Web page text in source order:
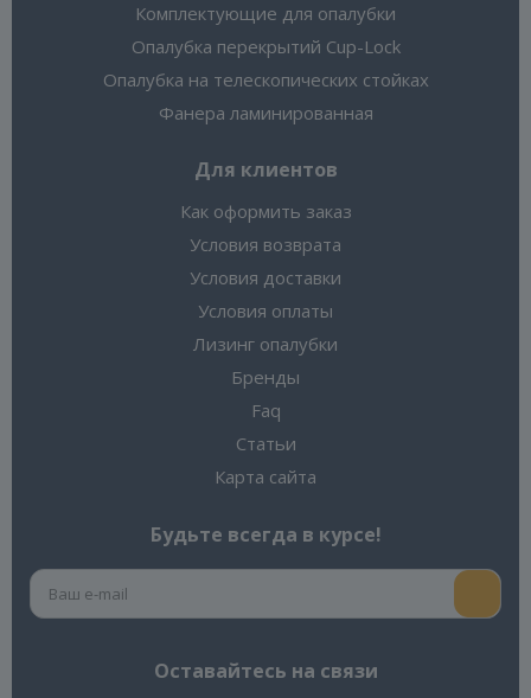
Комплектующие для опалубки
Опалубка перекрытий Cup-Lock
Опалубка на телескопических стойках
Фанера ламинированная
Для клиентов
Как оформить заказ
Условия возврата
Условия доставки
Условия оплаты
Лизинг опалубки
Бренды
Faq
Статьи
Карта сайта
Будьте всегда в курсе!
Оставайтесь на связи